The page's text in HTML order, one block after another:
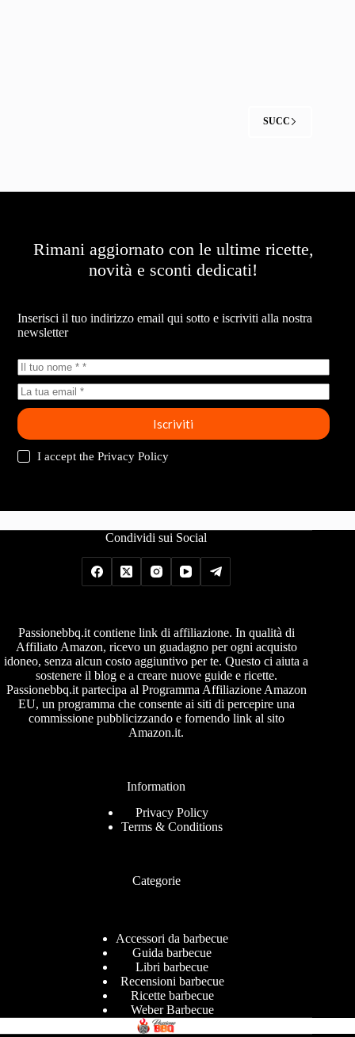
SUCC
Rimani aggiornato con le ultime ricette,
novità e sconti dedicati!
Inserisci il tuo indirizzo email qui sotto e iscriviti alla nostra
newsletter
Iscriviti
I accept thePrivacy Policy
Condividi sui Social
Passionebbq.it contiene link di affiliazione. In qualità di
Affiliato Amazon, ricevo un guadagno per ogni acquisto
idoneo, senza alcun costo aggiuntivo per te. Questo ci aiuta a
sostenere il blog e a creare nuove guide e ricette.
Passionebbq.it partecipa al Programma Affiliazione Amazon
EU, un programma che consente ai siti di percepire una
commissione pubblicizzando e fornendo link al sito
Amazon.it.
Information
Privacy Policy
Terms & Conditions
Categorie
Accessori da barbecue
Guida barbecue
Libri barbecue
Recensioni barbecue
Ricette barbecue
Weber Barbecue